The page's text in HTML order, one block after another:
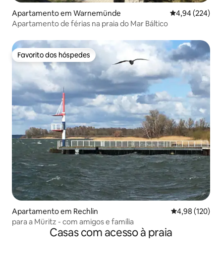
Apartamento em Warnemünde Classificação
4,94 (224)
Apartamento de férias na praia do Mar Báltico
Favorito dos hóspedes
Favorito dos hóspedes
Apartamento em Rechlin Classificação
4,98 (120)
para a Müritz - com amigos e família
Casas com acesso à praia